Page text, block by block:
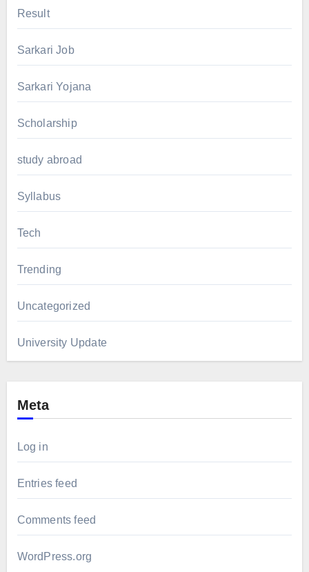
Result
Sarkari Job
Sarkari Yojana
Scholarship
study abroad
Syllabus
Tech
Trending
Uncategorized
University Update
Meta
Log in
Entries feed
Comments feed
WordPress.org